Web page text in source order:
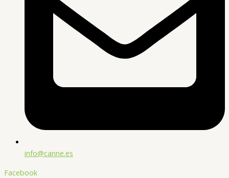
info@canne.es
Facebook